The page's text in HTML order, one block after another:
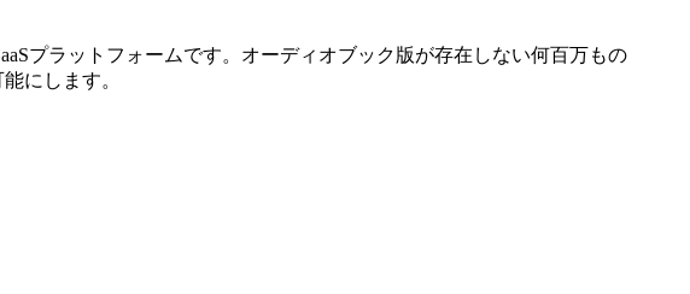
プラットフォームです。オーディオブック版が存在しない何百万もの
にします。